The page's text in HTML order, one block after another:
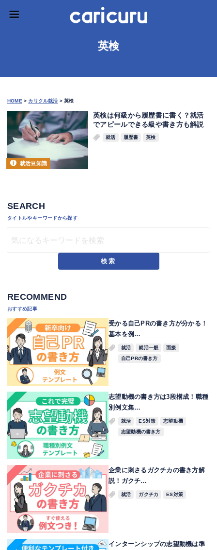
英検
HOME > カリクル就活 >英検
就活豆知識
英検は何級から履歴書に書く？就活
でアピールできる級や書き方も解説
就活 履歴書 英検
SEARCH
タイトルやキーワードから探す
検索
RECOMMEND
おすすめ記事
受かる自己PRの書き方が分かる！
基本を例…
就活 就活一般
面接
自己PRの書き方
志望動機の書き方は3段構成！職種
別例文集…
就活 ES対策
志望動機
志望動機の書き方
企業に刺さるガクチカの書き方解
説！ガクチ…
就活 ガクチカ ES対策
インターンシップの志望動機は準